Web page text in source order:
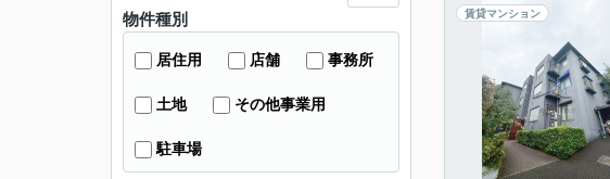
賃貸マンション
物件種別
居住用 店舗 事務所
土地 その他事業用
駐車場